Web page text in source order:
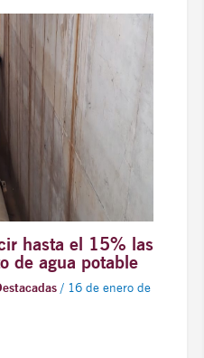
hasta el 15% las
de agua potable
/ 16 de enero de